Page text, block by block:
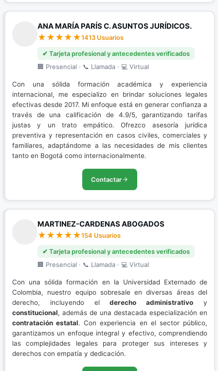
ANA MARÍA PARÍS C. ASUNTOS JURÍDICOS.
1413 Usuarios
✔ Tarjeta profesional y antecedentes verificados
🏢 Presencial · 📞 Llamada · 💻 Virtual
Con una sólida formación académica y experiencia
internacional, me especializo en brindar soluciones legales
efectivas desde 2017. Mi enfoque está en generar confianza a
través de una calificación de 4.9/5, garantizando tarifas
justas y un trato empático. Ofrezco asesoría jurídica
preventiva y representación en casos civiles, comerciales y
familiares, adaptándome a las necesidades de mis clientes
tanto en Bogotá como internacionalmente.
Contactar
MARTINEZ-CARDENAS ABOGADOS
154 Usuarios
✔ Tarjeta profesional y antecedentes verificados
🏢 Presencial · 📞 Llamada · 💻 Virtual
Con una sólida formación en la Universidad Externado de
Colombia, nuestro equipo sobresale en diversas áreas del
derecho, incluyendo elderecho administrativo y
constitucional, además de una destacada especialización en
contratación estatal. Con experiencia en el sector público,
garantizamos un enfoque integral y efectivo, comprendiendo
las complejidades legales para proteger sus intereses y
derechos con empatía y dedicación.